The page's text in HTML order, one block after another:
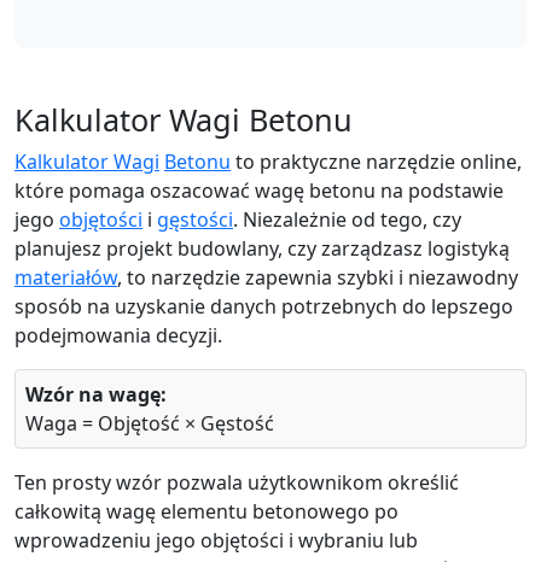
Kalkulator Wagi Betonu
Kalkulator Wagi Betonu to praktyczne narzędzie online,
które pomaga oszacować wagę betonu na podstawie
jego objętości i gęstości. Niezależnie od tego, czy
planujesz projekt budowlany, czy zarządzasz logistyką
materiałów, to narzędzie zapewnia szybki i niezawodny
sposób na uzyskanie danych potrzebnych do lepszego
podejmowania decyzji.
Wzór na wagę:
Waga = Objętość × Gęstość
Ten prosty wzór pozwala użytkownikom określić
całkowitą wagę elementu betonowego po
wprowadzeniu jego objętości i wybraniu lub